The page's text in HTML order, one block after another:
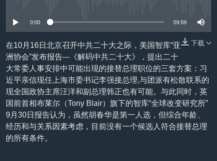
全球议题
环境
美国建国250周年
埃博拉疫情
美国之音专访
重要讲话与声明
台海两岸关系
南中国海争端
关注西藏
关注我们
其他语言网站
0:00 59:59
下载
在10月16日北京召开中共二十大之际，美国智库“亚
洲协会”发布报告---《解码中共二十大》，提出二十
大常委人事安排中可能出现的接替总理职位的三套方案：习
近平亲信现任上海市委书记李强接总理,与团派有松散联系的
现全国政协主席汪洋和副总理韩正也有可能。与此同时，英
国前首相布莱尔（Tony Blair）旗下的智库“全球改变研究所”
9月30日报告认为，虽然胡春华是第一人选，但综合年龄、
经历和与关系因素考虑，目前没有一个候选人符合接替总理
的所有条件。